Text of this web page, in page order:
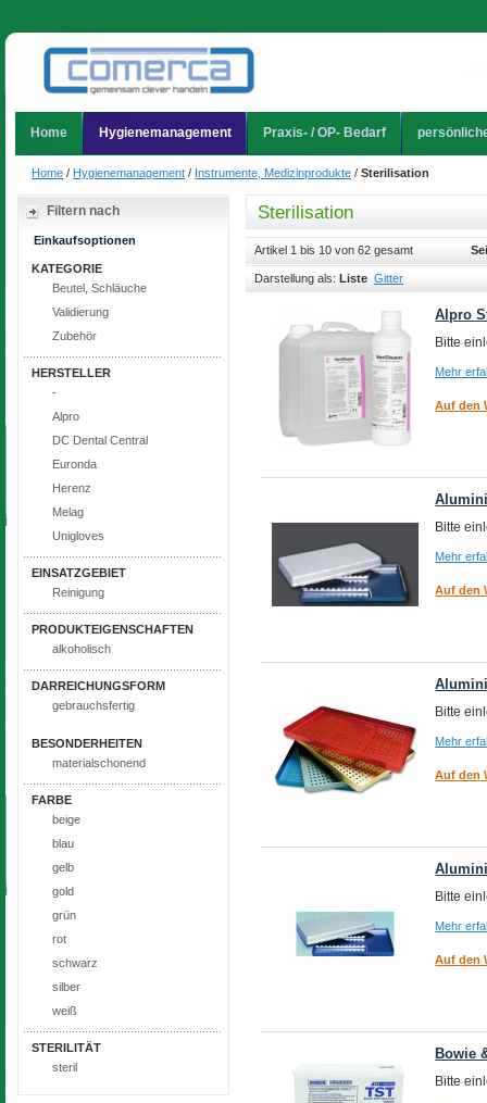
Home Hygienemanagement Praxis- / OP- Bedarf
Home / Hygienemanagement / Instrumente, Medizinprodukte /Sterilisation
Sterilisation
Artikel 1 bis 10 von 62 gesamt
Darstellung als: Liste Gitter
Alpro
Bitte
Mehr
Auf den
Bitte
Mehr
Auf den
Bitte
Mehr
Auf den
Bitte
Mehr
Auf den
Bowie
Bitte
Filtern nach
Einkaufsoptionen
KATEGORIE
Beutel, Schläuche
Validierung
Zubehör
HERSTELLER
-
Alpro
DC Dental Central
Euronda
Herenz
Melag
Unigloves
EINSATZGEBIET
Reinigung
PRODUKTEIGENSCHAFTEN
alkoholisch
DARREICHUNGSFORM
gebrauchsfertig
BESONDERHEITEN
materialschonend
FARBE
beige
blau
gelb
gold
grün
rot
schwarz
silber
weiß
STERILITÄT
steril